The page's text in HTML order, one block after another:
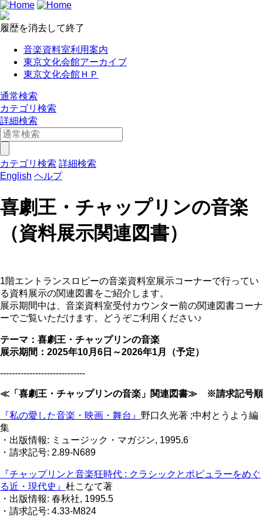
履歴を消去して終了
音楽資料室利用案内
東京文化会館アーカイブ
東京文化会館ＨＰ
通常検索
カテゴリ検索
詳細検索
カテゴリ検索 詳細検索
English ヘルプ
喜劇王・チャップリンの音楽
（資料展示関連図書）
1階エントランスロビーの音楽資料室展示コーナーで行ってい
る資料展示の関連図書をご紹介します。
展示期間中は、音楽資料室受付カウンター前の関連図書コーナ
ーでご覧いただけます。どうぞご利用ください♪
テーマ：喜劇王・チャップリンの音楽
展示期間：2025年10月6日～2026年1月（予定）
-----------------------------
≪「喜劇王・チャップリンの音楽」関連図書≫ ※請求記号順
『私の愛した音楽・映画・舞台』 野口久光著 ;中村とうよう編
集
・出版情報: ミュージック・マガジン, 1995.6
・請求記号: 2.89-N689
『チャップリンと音楽狂時代 : クラシックとポピュラーをめぐ
る近・現代史』 杜こなて著
・出版情報: 春秋社, 1995.5
・請求記号: 4.33-M824